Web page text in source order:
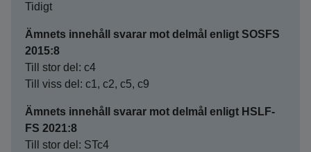
Tidigt
Ämnets innehåll svarar mot delmål enligt SOSFS
2015:8
Till stor del: c4
Till viss del: c1, c2, c5, c9
Ämnets innehåll svarar mot delmål enligt HSLF-
FS 2021:8
Till stor del: STc4